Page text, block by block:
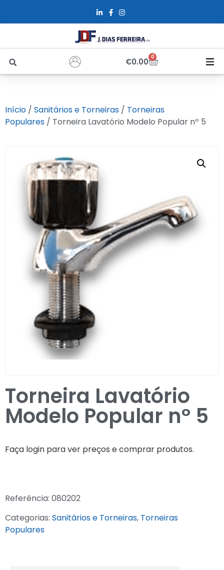
€0.00 0
Sobre Nós
Alfus
Recrutamento
Contactos
Entrar / Registar
Início / Sanitários e Torneiras / Torneiras
Populares / Torneira Lavatório Modelo Popular nº 5
Torneira Lavatório
Modelo Popular nº 5
Faça login para ver preços e comprar produtos.
Referência: 080202
Categorias: Sanitários e Torneiras, Torneiras
Populares